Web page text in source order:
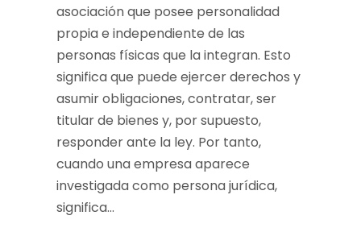
asociación que posee personalidad
propia e independiente de las
personas físicas que la integran. Esto
significa que puede ejercer derechos y
asumir obligaciones, contratar, ser
titular de bienes y, por supuesto,
responder ante la ley. Por tanto,
cuando una empresa aparece
investigada como persona jurídica,
significa...